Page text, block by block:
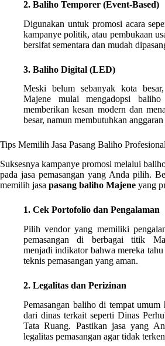
2. Baliho Temporer (Event-Based)
Digunakan untuk promosi acara
kampanye politik, atau pembukaan
bersifat sementara dan mudah
3. Baliho Digital (LED)
Meski belum sebanyak kota
Majene mulai mengadopsi
memberikan kesan modern dan
besar, namun membutuhkan
Tips Memilih Jasa Pasang Baliho
Suksesnya kampanye promosi melalui
pada jasa pemasangan yang Anda pilih.
memilih jasa pasang baliho Majene yang
1. Cek Portofolio dan Pengalaman
Pilih vendor yang memiliki
pemasangan di berbagai titik
menjadi indikator bahwa mereka tahu
teknis pemasangan yang aman.
2. Legalitas dan Perizinan
Pemasangan baliho di tempat
dari dinas terkait seperti Dinas
Tata Ruang. Pastikan jasa yang
legalitas pemasangan agar tidak